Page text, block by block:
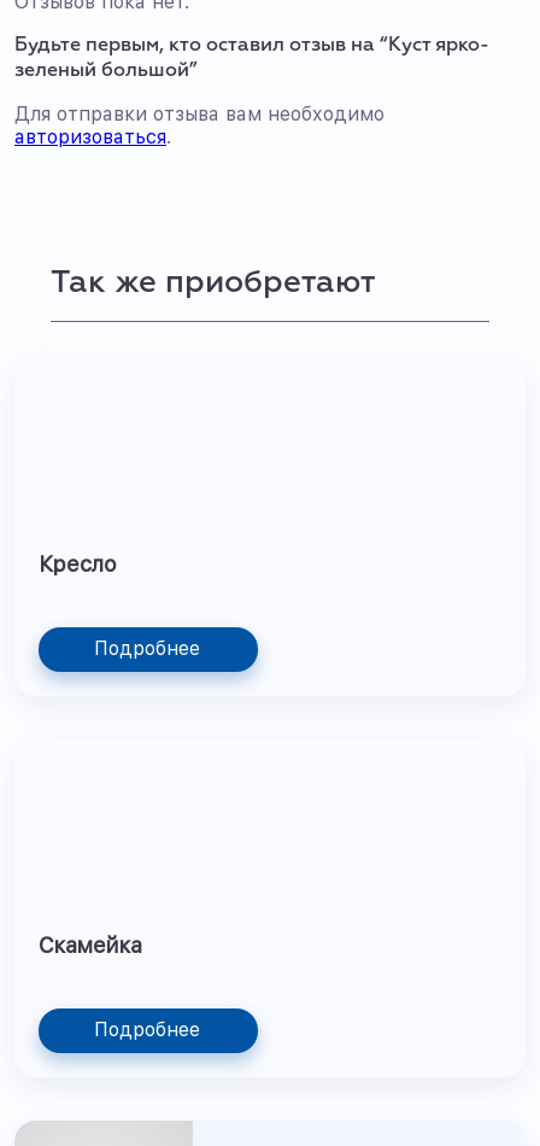
Будьте первым, кто оставил отзыв на “Куст ярко-
зеленый большой”
Для отправки отзыва вам необходимо
авторизоваться.
Так же приобретают
Кресло
Подробнее
Скамейка
Подробнее